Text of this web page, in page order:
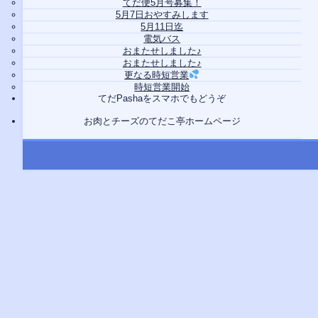
てだ便5月号募集！
5月7日おやすみします
5月11日迄
電気バス
おまたせしました♪
おまたせしました♪
更なる時短営業
時短営業開始
てだPashaをスマホでもどうぞ
お肉とチーズのてだこ亭ホームページ